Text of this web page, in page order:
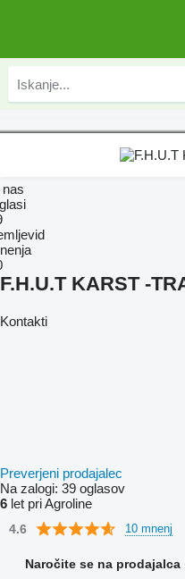
F.H.U.T KARST -
Kontakti
Preverjeni prodajalec
Na zalogi: 39 oglasov
6 let pri Agroline
4.6 10 mnenj
Naročite se na prodajalca